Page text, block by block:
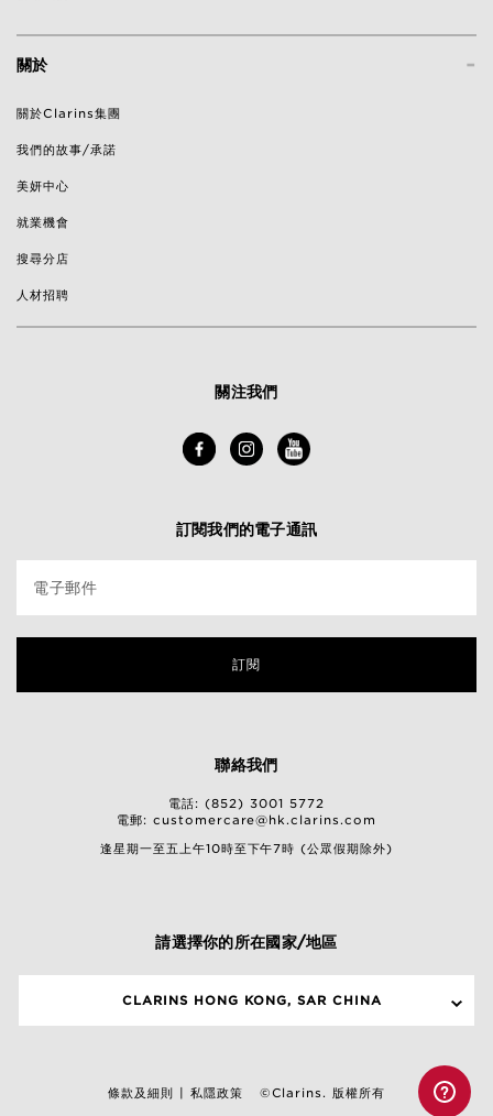
-
關於
關於Clarins集團
我們的故事/承諾
美妍中心
就業機會
搜尋分店
人材招聘
關注我們
訂閱我們的電子通訊
電子郵件
訂閱
聯絡我們
電話: (852) 3001 5772
電郵: customercare@hk.clarins.com
逢星期一至五上午10時至下午7時 (公眾假期除外)
請選擇你的所在國家/地區
CLARINS HONG KONG, SAR CHINA
條款及細則 私隱政策 ©Clarins. 版權所有